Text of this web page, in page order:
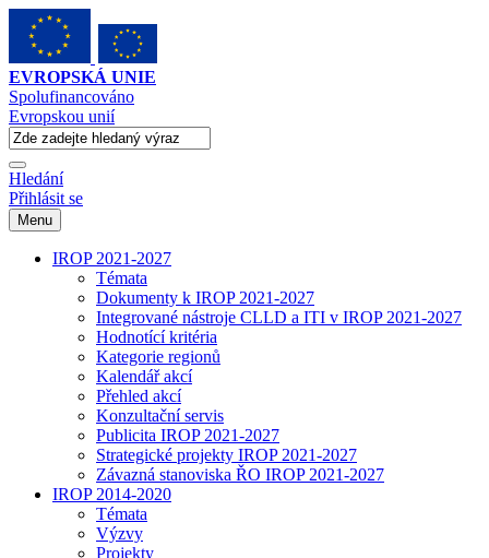
EVROPSKÁ UNIE
Spolufinancováno
Evropskou unií
Hledání
Přihlásit se
Menu
IROP 2021-2027
Témata
Dokumenty k IROP 2021-2027
Integrované nástroje CLLD a ITI v IROP 2021-2027
Hodnotící kritéria
Kategorie regionů
Kalendář akcí
Přehled akcí
Konzultační servis
Publicita IROP 2021-2027
Strategické projekty IROP 2021-2027
Závazná stanoviska ŘO IROP 2021-2027
IROP 2014-2020
Témata
Výzvy
Projekty